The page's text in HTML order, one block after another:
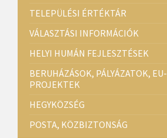
TELEPÜLÉSI ÉRTÉKTÁR
VÁLASZTÁSI INFORMÁCIÓK
HELYI HUMÁN FEJLESZTÉSEK
BERUHÁZÁSOK, PÁLYÁZATOK, EU-
PROJEKTEK
HEGYKÖZSÉG
POSTA, KÖZBIZTONSÁG